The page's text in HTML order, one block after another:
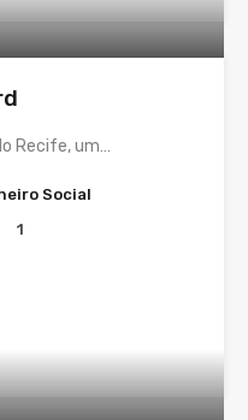
Recife, um…
Social
1